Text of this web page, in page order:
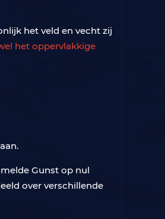
het veld en vecht zij
het oppervlakkige
Gunst op nul
over verschillende